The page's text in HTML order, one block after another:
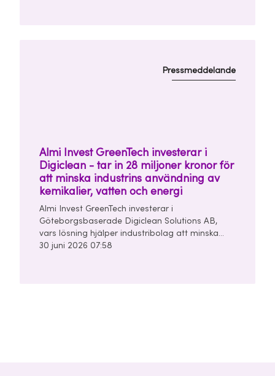
Almi Invest GreenTech investerar i
Digiclean - tar in 28 miljoner kronor för
att minska industrins användning av
kemikalier, vatten och energi
Pressmeddelande
Almi Invest GreenTech investerar i
Göteborgsbaserade Digiclean Solutions AB,
vars lösning hjälper industribolag att minska
användningen av kemikalier, vatten och energi i
30 juni 2026 07:58